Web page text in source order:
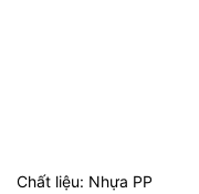
Chất liệu: Nhựa PP